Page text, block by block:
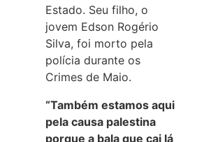
Estado. Seu filho, o
jovem Edson Rogério
Silva, foi morto pela
polícia durante os
Crimes de Maio.
“Também estamos aqui
pela causa palestina
porque a bala que cai lá